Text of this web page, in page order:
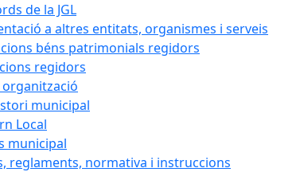
de la JGL
a altres entitats, organismes i serveis
béns patrimonials regidors
regidors
municipal
Local
municipal
reglaments, normativa i instruccions